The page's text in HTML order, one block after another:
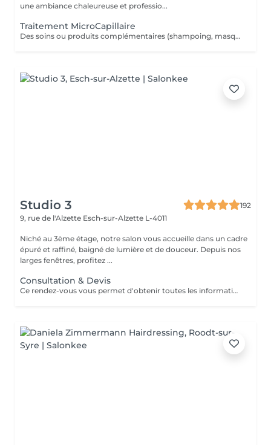
une ambiance chaleureuse et professio...
Traitement MicroCapillaire
Des soins ou produits complémentaires (shampoing, masques, hydratations profondes, fixateurs, etc.) peuvent être suggérés lors de votre venue, selon l'état de vos cheveux et vos objectifs beauté. Ces compléments ne figurent pas dans la réservation en ligne. Ces options peuvent entraîner un coût supplémentaire, toujours communiqué clairement avant toute application.
Studio 3
192
9, rue de l'Alzette Esch-sur-Alzette L-4011
Niché au 3ème étage, notre salon vous accueille dans un cadre
épuré et raffiné, baigné de lumière et de douceur. Depuis nos
larges fenêtres, profitez ...
Consultation & Devis
Ce rendez-vous vous permet d'obtenir toutes les informations nécessaires avant votre prestation : - conseils personnalisés - étude de vos besoins - diagnostic du cheveu Le montant de la consultation sera déduit de votre prestation finale si vous réservez immédiatement après ce rendez-vous.